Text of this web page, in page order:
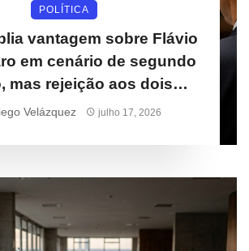
POLÍTICA
vantagem sobre Flávio
em cenário de segundo
mas rejeição aos dois
cresce
Velázquez julho 17, 2026